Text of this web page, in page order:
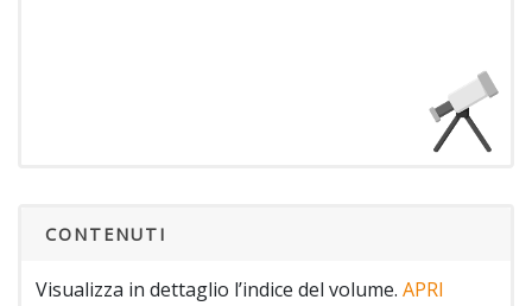
CONTENUTI
Visualizza in dettaglio l’indice del volume. APRI